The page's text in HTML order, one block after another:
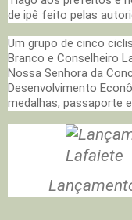
de ipê feito pelas
Um grupo de cinco
Branco e Conselheiro
Nossa Senhora da
Desenvolvimento
medalhas, passaporte